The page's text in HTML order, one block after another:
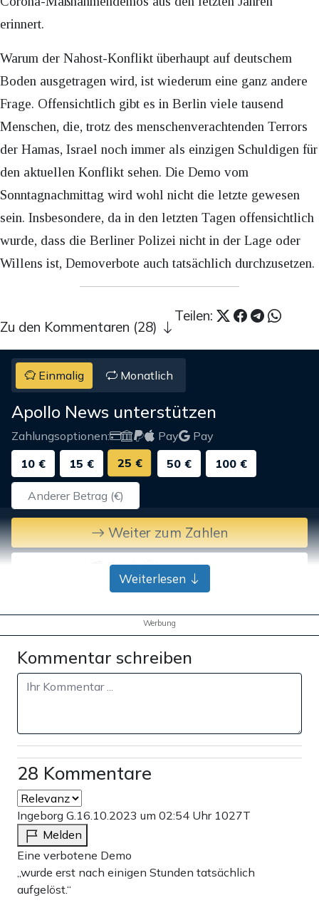
erinnert.
Warum der Nahost-Konflikt überhaupt auf deutschem
Boden ausgetragen wird, ist wiederum eine ganz andere
Frage. Offensichtlich gibt es in Berlin viele tausend
Menschen, die, trotz des menschenverachtenden Terrors
der Hamas, Israel noch immer als einzigen Schuldigen für
den aktuellen Konflikt sehen. Die Demo vom
Sonntagnachmittag wird wohl nicht die letzte gewesen
sein. Insbesondere, da in den letzten Tagen offensichtlich
wurde, dass die Berliner Polizei nicht in der Lage oder
Willens ist, Demoverbote auch tatsächlich durchzusetzen.
Teilen:
Zu den Kommentaren (28)
Einmalig Monatlich
Apollo News unterstützen
Zahlungsoptionen: Pay
Pay
10 €
15 € 25 € 50 € 100 €
Weiter zum Zahlen
Bank-Überweisung
Weiterlesen
Werbung
Kommentar schreiben
28 Kommentare
Ingeborg G.16.10.2023 um 02:54 Uhr 1027T
Melden
Eine verbotene Demo
„wurde erst nach einigen Stunden tatsächlich
aufgelöst.“